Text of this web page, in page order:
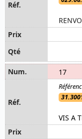
17
VIS A